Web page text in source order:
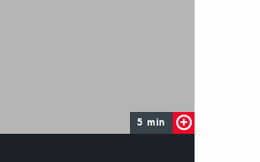
5 min